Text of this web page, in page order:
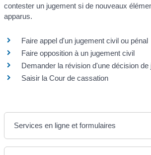
contester un jugement si de nouveaux
apparus.
Faire appel d'un jugement civil ou pénal
Faire opposition à un jugement civil
Demander la révision d'une décision de
Saisir la Cour de cassation
Services en ligne et formulaires